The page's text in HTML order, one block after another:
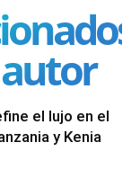
el lujo en el
y Kenia